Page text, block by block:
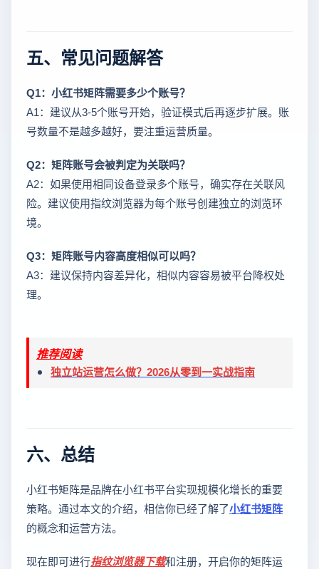
五、常见问题解答
Q1：小红书矩阵需要多少个账号？
A1：建议从3-5个账号开始，验证模式后再逐步扩展。账
号数量不是越多越好，要注重运营质量。
Q2：矩阵账号会被判定为关联吗？
A2：如果使用相同设备登录多个账号，确实存在关联风
险。建议使用指纹浏览器为每个账号创建独立的浏览环
境。
Q3：矩阵账号内容高度相似可以吗？
A3：建议保持内容差异化，相似内容容易被平台降权处
理。
推荐阅读
独立站运营怎么做？2026从零到一实战指南
六、总结
小红书矩阵是品牌在小红书平台实现规模化增长的重要
策略。通过本文的介绍，相信你已经了解了小红书矩阵
的概念和运营方法。
现在即可进行指纹浏览器下载和注册，开启你的矩阵运